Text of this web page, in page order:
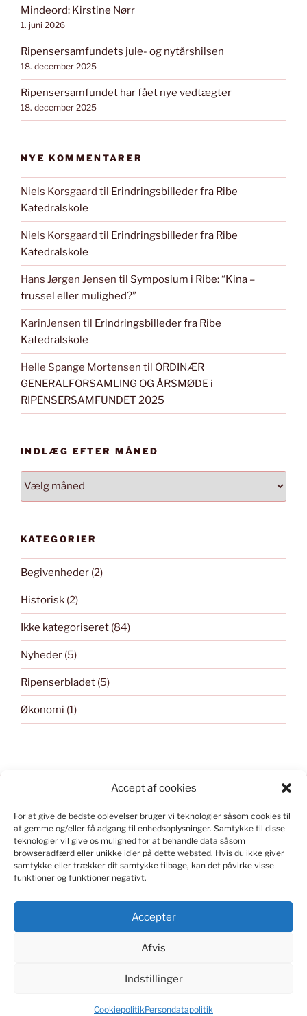
Accept af cookies
For at give de bedste oplevelser bruger vi teknologier såsom cookies til
at gemme og/eller få adgang til enhedsoplysninger. Samtykke til disse
teknologier vil give os mulighed for at behandle data såsom
browseradfærd eller unikke id'er på dette websted. Hvis du ikke giver
samtykke eller trækker dit samtykke tilbage, kan det påvirke visse
funktioner og funktioner negativt.
Accepter
Afvis
Indstillinger
CookiepolitikPersondatapolitik
Mindeord: Kirstine Nørr
1. juni 2026
Ripensersamfundets jule- og nytårshilsen
18. december 2025
Ripensersamfundet har fået nye vedtægter
18. december 2025
NYE KOMMENTARER
Niels Korsgaard til Erindringsbilleder fra Ribe
Katedralskole
Niels Korsgaard til Erindringsbilleder fra Ribe
Katedralskole
Hans Jørgen Jensen til Symposium i Ribe: “Kina –
trussel eller mulighed?”
KarinJensen til Erindringsbilleder fra Ribe
Katedralskole
Helle Spange Mortensen til ORDINÆR
GENERALFORSAMLING OG ÅRSMØDE i
RIPENSERSAMFUNDET 2025
INDLÆG EFTER MÅNED
INDLÆG
EFTER
KATEGORIER
Begivenheder (2)
Historisk (2)
Ikke kategoriseret (84)
Nyheder (5)
Ripenserbladet (5)
Økonomi (1)
KONSTRUERET I WORD PRESS
Kontaktwebmasterved spørgsmål om indlæg og
hjemmesiden.
TWITTERLINKEDIN